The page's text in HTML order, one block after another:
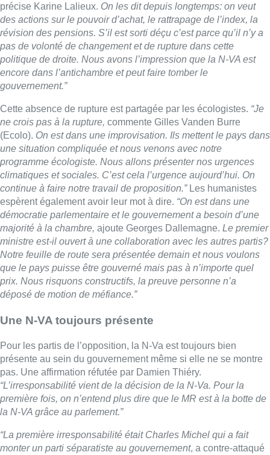
précise Karine Lalieux. On les dit depuis longtemps: on veut
des actions sur le pouvoir d’achat, le rattrapage de l’index, la
révision des pensions. S’il est sorti déçu c’est parce qu’il n’y a
pas de volonté de changement et de rupture dans cette
politique de droite. Nous avons l’impression que la N-VA est
encore dans l’antichambre et peut faire tomber le
gouvernement.”
Cette absence de rupture est partagée par les écologistes. “Je
ne crois pas à la rupture, commente Gilles Vanden Burre
(Ecolo). On est dans une improvisation. Ils mettent le pays dans
une situation compliquée et nous venons avec notre
programme écologiste. Nous allons présenter nos urgences
climatiques et sociales. C’est cela l’urgence aujourd’hui. On
continue à faire notre travail de proposition.”Les humanistes
espèrent également avoir leur mot à dire. “On est dans une
démocratie parlementaire et le gouvernement a besoin d’une
majorité à la chambre, ajoute Georges Dallemagne. Le premier
ministre est-il ouvert à une collaboration avec les autres partis?
Notre feuille de route sera présentée demain et nous voulons
que le pays puisse être gouverné mais pas à n’importe quel
prix. Nous risquons constructifs, la preuve personne n’a
déposé de motion de méfiance.”
Une N-VA toujours présente
Pour les partis de l’opposition, la N-Va est toujours bien
présente au sein du gouvernement même si elle ne se montre
pas. Une affirmation réfutée par Damien Thiéry.
“L’irresponsabilité vient de la décision de la N-Va. Pour la
première fois, on n’entend plus dire que le MR est à la botte de
la N-VA grâce au parlement.”
“La première irresponsabilité était Charles Michel qui a fait
monter un parti séparatiste au gouvernement, a contre-attaqué